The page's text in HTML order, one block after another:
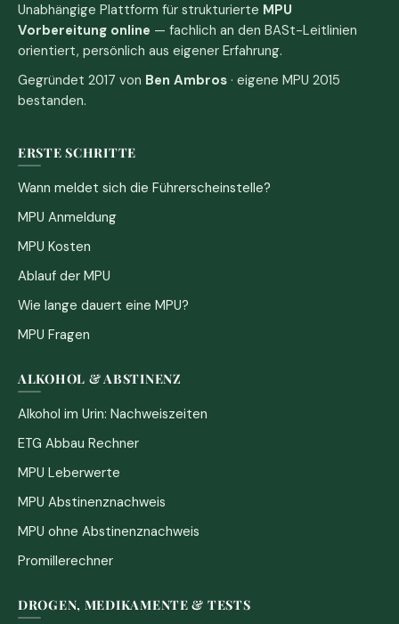
Unabhängige Plattform für strukturierte MPU
Vorbereitung online — fachlich an den BASt-Leitlinien
orientiert, persönlich aus eigener Erfahrung.
Gegründet 2017 von Ben Ambros · eigene MPU 2015
bestanden.
ERSTE SCHRITTE
Wann meldet sich die Führerscheinstelle?
MPU Anmeldung
MPU Kosten
Ablauf der MPU
Wie lange dauert eine MPU?
MPU Fragen
ALKOHOL & ABSTINENZ
Alkohol im Urin: Nachweiszeiten
ETG Abbau Rechner
MPU Leberwerte
MPU Abstinenznachweis
MPU ohne Abstinenznachweis
Promillerechner
DROGEN, MEDIKAMENTE & TESTS